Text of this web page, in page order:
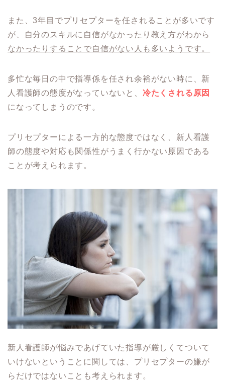
また、3年目でプリセプターを任されることが多いです
が、
自分のスキルに自信がなかったり教え方がわから
なかったりすることで自信がない人も多いようです。
多忙な毎日の中で指導係を任され余裕がない時に、新
人看護師の態度がなっていないと、 冷たくされる原因
になってしまうのです。
プリセプターによる一方的な態度ではなく、新人看護
師の態度や対応も関係性がうまく行かない原因である
ことが考えられます。
新人看護師が悩みであげていた指導が厳しくてついて
いけないということに関しては、プリセプターの嫌が
らだけではないことも考えられます。